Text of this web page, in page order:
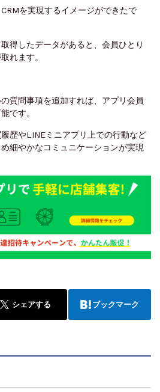
を実現するイメージができたで
得したデータがあると、会員ひとり
れます。
質問事項を追加すれば、アプリ会員
です。
歴やLINEミニアプリ上での行動など
細やかなコミュニケーションが実現
シェアする ブックマーク